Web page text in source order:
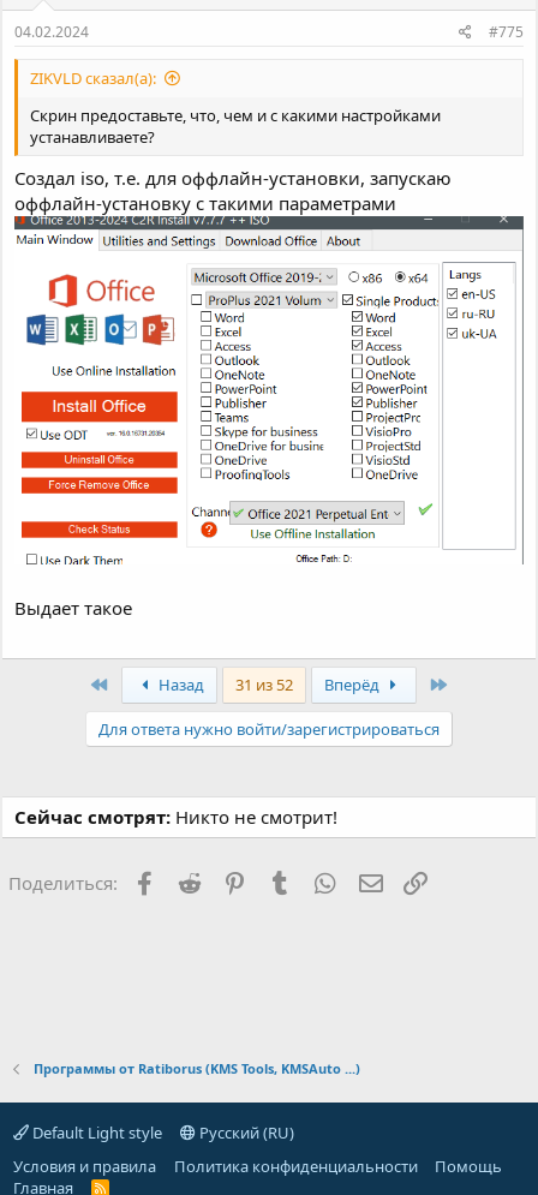
04.02.2024 #775
ZIKVLD сказал(а):
Скрин предоставьте, что, чем и с какими настройками
устанавливаете?
Создал iso, т.е. для оффлайн-установки, запускаю
оффлайн-установку с такими параметрами
Выдает такое
ПервыйНазад 31 из 52 Вперёд
Для ответа нужно войти/зарегистрироваться
Сейчас смотрят: Никто не смотрит!
Поделиться: Facebook
Reddit PinterestTumblr WhatsAppЭлектронная
Программы от Ratiborus (KMS Tools, KMSAuto ...)
Default Light style
Русский (RU)
Условия и правила
Политика конфиденциальности
Помощь
Главная
R